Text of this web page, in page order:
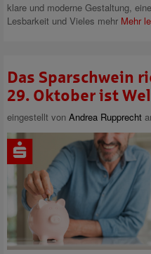
klare und moderne Gestaltung,
Lesbarkeit und Vieles mehr Mehr
Das Sparschwein
29. Oktober ist
eingestellt von Andrea Rupprecht